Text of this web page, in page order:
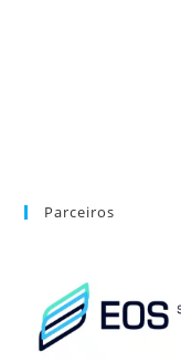
Parceiros